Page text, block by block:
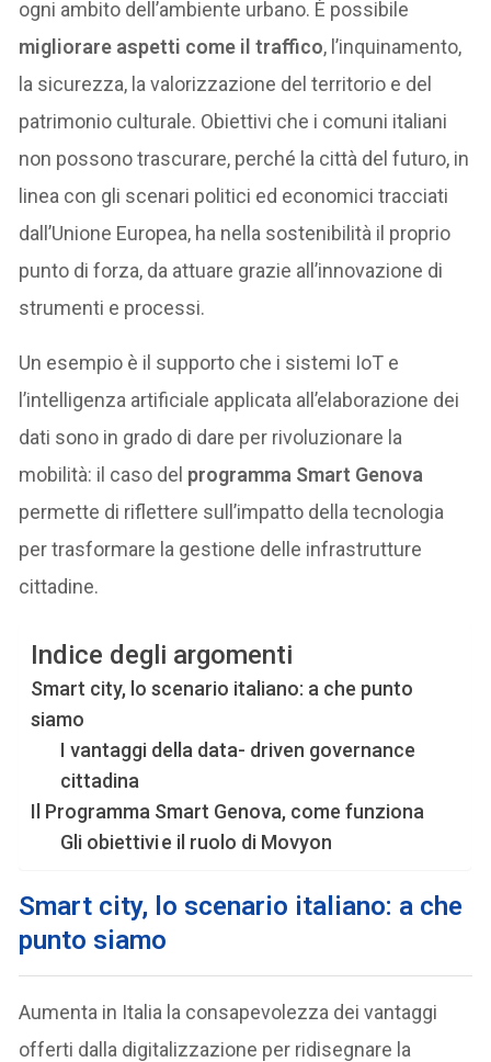
ogni ambito dell’ambiente urbano. È possibile
migliorare aspetti come il traffico, l’inquinamento,
la sicurezza, la valorizzazione del territorio e del
patrimonio culturale. Obiettivi che i comuni italiani
non possono trascurare, perché la città del futuro, in
linea con gli scenari politici ed economici tracciati
dall’Unione Europea, ha nella sostenibilità il proprio
punto di forza, da attuare grazie all’innovazione di
strumenti e processi.
Un esempio è il supporto che i sistemi IoT e
l’intelligenza artificiale applicata all’elaborazione dei
dati sono in grado di dare per rivoluzionare la
mobilità: il caso del programma Smart Genova
permette di riflettere sull’impatto della tecnologia
per trasformare la gestione delle infrastrutture
cittadine.
Indice degli argomenti
Smart city, lo scenario italiano: a che punto
siamo
I vantaggi della data- driven governance
cittadina
Il Programma Smart Genova, come funziona
Gli obiettivi e il ruolo di Movyon
Smart city, lo scenario italiano: a che
punto siamo
Aumenta in Italia la consapevolezza dei vantaggi
offerti dalla digitalizzazione per ridisegnare la